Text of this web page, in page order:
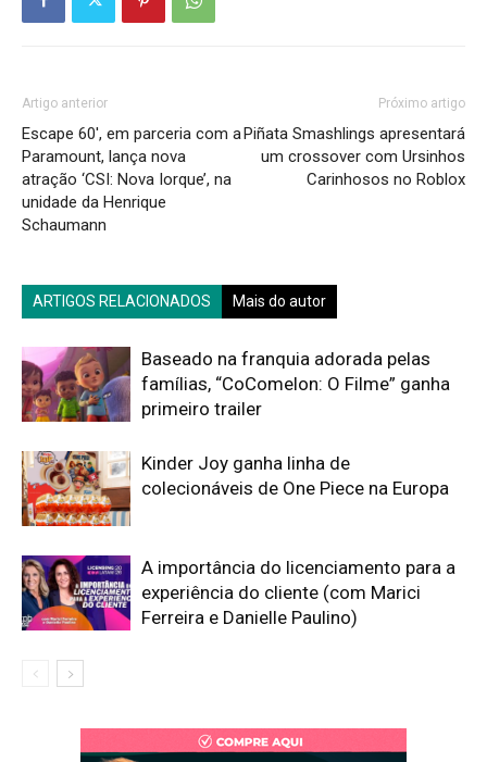
Artigo anterior
Escape 60′, em parceria com a
Paramount, lança nova
atração ‘CSI: Nova Iorque’, na
unidade da Henrique
Schaumann
Próximo artigo
Piñata Smashlings apresentará
um crossover com Ursinhos
Carinhosos no Roblox
ARTIGOS RELACIONADOS Mais do autor
Baseado na franquia adorada pelas
famílias, “CoComelon: O Filme” ganha
primeiro trailer
Kinder Joy ganha linha de
colecionáveis de One Piece na Europa
A importância do licenciamento para a
experiência do cliente (com Marici
Ferreira e Danielle Paulino)